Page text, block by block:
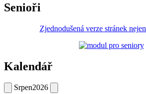
Senioři
Zjednodušená verze stránek
Kalendář
Srpen2026